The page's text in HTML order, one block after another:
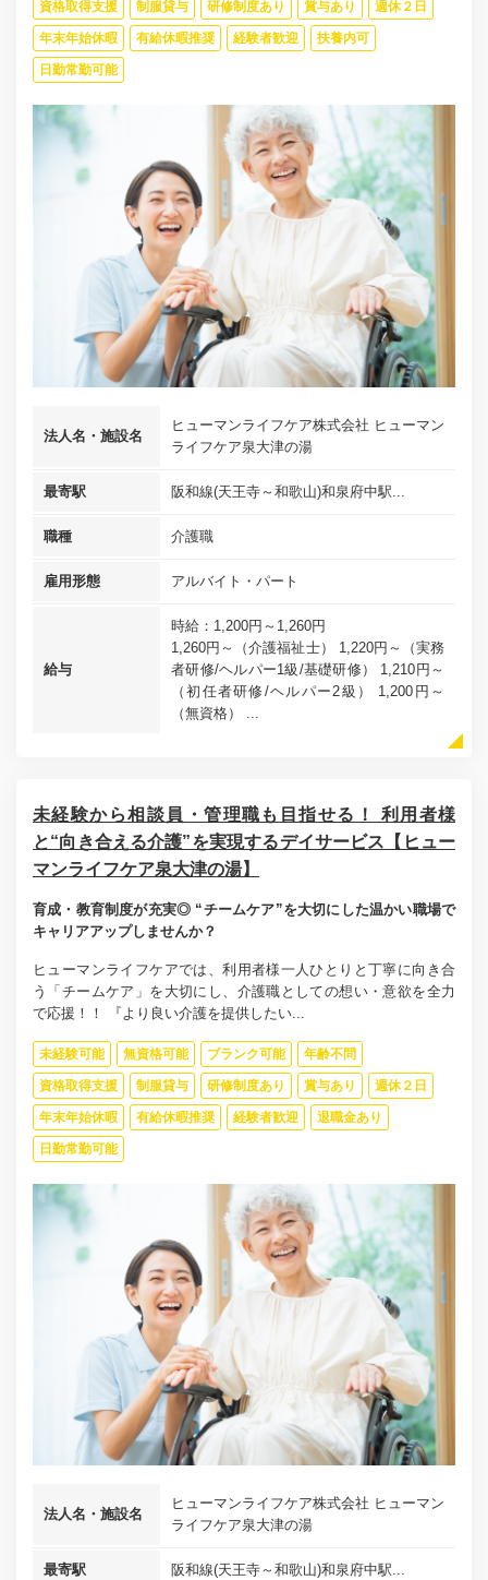
資格取得支援 制服貸与 研修制度あり 賞与あり 週休２日
年末年始休暇 有給休暇推奨 経験者歓迎 扶養内可
日勤常勤可能
法人名・施設名
ヒューマンライフケア株式会社 ヒューマン
ライフケア泉大津の湯
最寄駅 阪和線(天王寺～和歌山)和泉府中駅...
職種 介護職
雇用形態 アルバイト・パート
給与
時給：1,200円～1,260円
1,260円～（介護福祉士） 1,220円～（実務
者研修/ヘルパー1級/基礎研修） 1,210円～
（初任者研修/ヘルパー2級） 1,200円～
（無資格） ...
未経験から相談員・管理職も目指せる！ 利用者様
と“向き合える介護”を実現するデイサービス【ヒュー
マンライフケア泉大津の湯】
育成・教育制度が充実◎ “チームケア”を大切にした温かい職場で
キャリアアップしませんか？
ヒューマンライフケアでは、利用者様一人ひとりと丁寧に向き合
う「チームケア」を大切にし、介護職としての想い・意欲を全力
で応援！！ 『より良い介護を提供したい...
未経験可能 無資格可能 ブランク可能 年齢不問
資格取得支援 制服貸与 研修制度あり 賞与あり 週休２日
年末年始休暇 有給休暇推奨 経験者歓迎 退職金あり
日勤常勤可能
法人名・施設名
ヒューマンライフケア株式会社 ヒューマン
ライフケア泉大津の湯
最寄駅 阪和線(天王寺～和歌山)和泉府中駅...